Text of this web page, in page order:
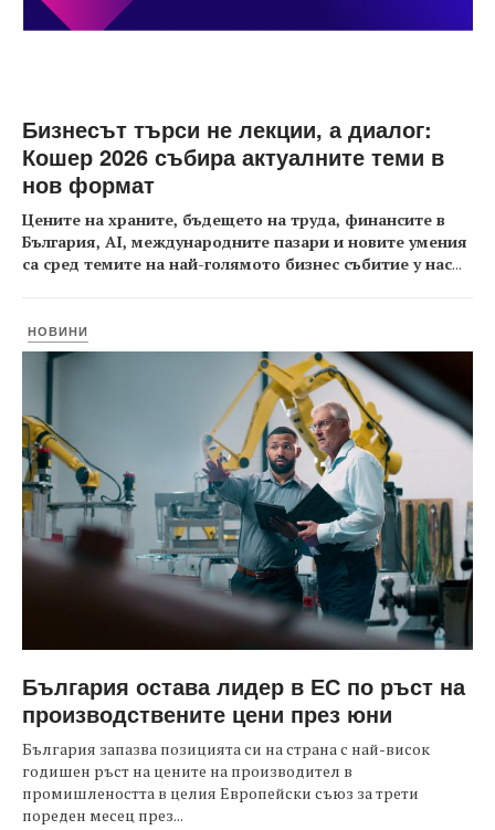
Бизнесът търси не лекции, а диалог:
Кошер 2026 събира актуалните теми в
нов формат
Цените на храните, бъдещето на труда, финансите в
България, AI, международните пазари и новите умения
са сред темите на най-голямото бизнес събитие у нас...
НОВИНИ
България остава лидер в ЕС по ръст на
производствените цени през юни
България запазва позицията си на страна с най-висок
годишен ръст на цените на производител в
промишлеността в целия Европейски съюз за трети
пореден месец през...